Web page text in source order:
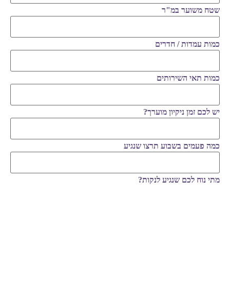
שטח משוער במ"ר
כמות עמדות / חדרים
כמות תאי השירותים
יש לכם זמן ניקיון מוערך?
כמה פעמים בשבוע תרצו שנגיע
מתי נוח לכם שנגיע לנקות?